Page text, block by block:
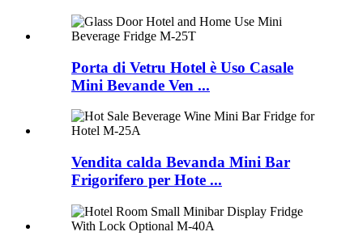
Porta di Vetru Hotel è Uso Casale
Mini Bevande Ven ...
Vendita calda Bevanda Mini Bar
Frigorifero per Hote ...